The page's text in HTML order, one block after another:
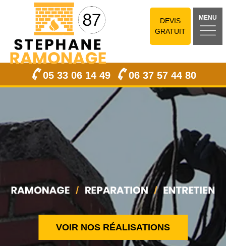
DEVIS
GRATUIT
MENU
05 33 06 14 49 06 37 57 44 80
VOIR NOS RÉALISATIONS